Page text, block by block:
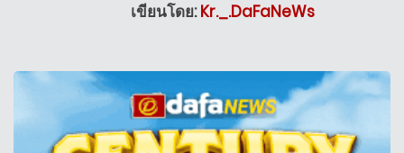
เขียนโดย:Kr._.DaFaNeWs